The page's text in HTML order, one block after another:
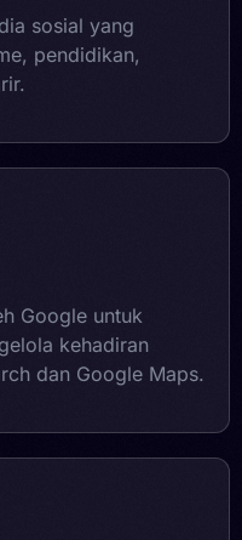
sosial yang
pendidikan,
Google untuk
kehadiran
dan Google Maps.